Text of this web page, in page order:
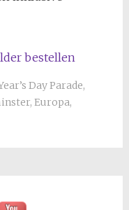
bestellen
Day Parade,
, Europa,